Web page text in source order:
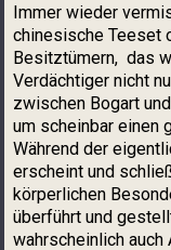
Immer wieder
chinesische Teeset
Besitztümern, das
Verdächtiger nicht
zwischen Bogart
um scheinbar einen
Während der
erscheint und
körperlichen
überführt und
wahrscheinlich